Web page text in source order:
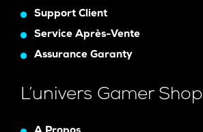
Support Client
Service Après-Vente
Assurance Garanty
L’univers Gamer Shop